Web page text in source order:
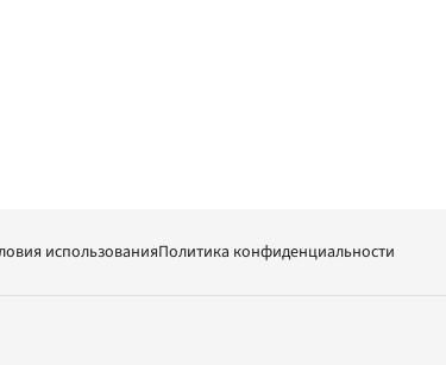
использованияПолитика конфиденциальности